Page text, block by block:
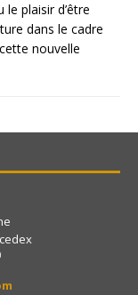
plaisir d’être
dans le cadre
nouvelle